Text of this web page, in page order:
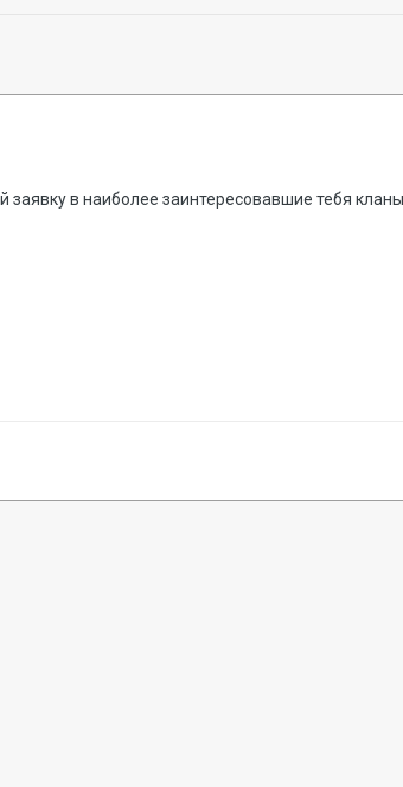
в наиболее заинтересовавшие тебя